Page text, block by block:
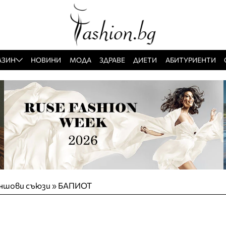
НОВИНИ МОДА ЗДРАВЕ ДИЕТИ АБИТУРИЕНТИ
съюзи » БАПИОТ